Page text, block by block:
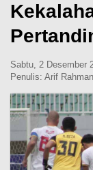
LIGA ITALIA
LIGA SPANYOL
LIGA JERMAN
LIGA PRANCIS
LIGA EUROPA
OLIMPIK
E-SPORT
GALERI FOTO
TEMPAT OLAHRAGA
KOMUNITAS SEHAT
Sabtu, 2 Desember
Penulis: Arif Rahman